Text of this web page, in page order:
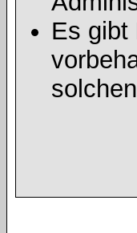
Es gibt